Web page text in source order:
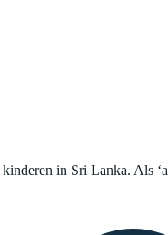
in Sri Lanka. Als